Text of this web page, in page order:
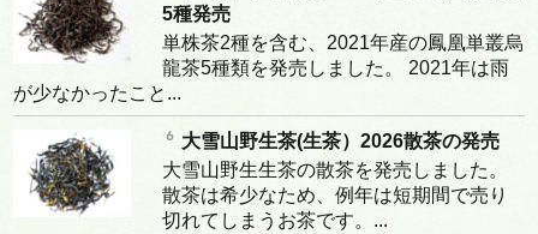
5種発売
単株茶2種を含む、2021年産の鳳凰単叢烏
龍茶5種類を発売しました。 2021年は雨
が少なかったこと...
大雪山野生茶(生茶）2026散茶の発売
大雪山野生生茶の散茶を発売しました。
散茶は希少なため、例年は短期間で売り
切れてしまうお茶です。...